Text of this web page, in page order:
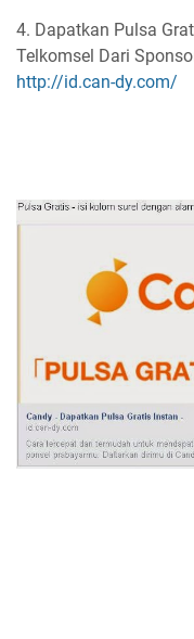
4. Dapatkan Pulsa
Telkomsel Dari
http://id.can-dy.com/